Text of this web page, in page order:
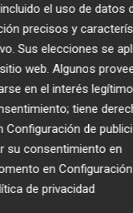
pensando
bemoles,
la
el
bajas
las del
el uso de datos
precisos y
Sus elecciones se
web. Algunos
en el interés
tiene
Configuración de
su consentimiento en
en
de privacidad